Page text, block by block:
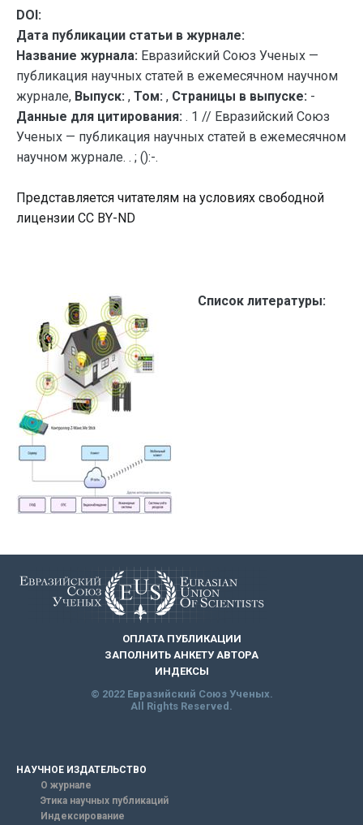
DOI:
Дата публикации статьи в журнале:
Название журнала: Евразийский Союз Ученых —
публикация научных статей в ежемесячном научном
журнале, Выпуск: , Том: , Страницы в выпуске: -
Данные для цитирования: . 1 // Евразийский Союз
Ученых — публикация научных статей в ежемесячном
научном журнале. . ; ():-.
Представляется читателям на условиях свободной
лицензии CC BY-ND
Список литературы:
ОПЛАТА ПУБЛИКАЦИИ
ЗАПОЛНИТЬ АНКЕТУ АВТОРА
ИНДЕКСЫ
© 2022 Евразийский Союз Ученых.
All Rights Reserved.
НАУЧНОЕ ИЗДАТЕЛЬСТВО
О журнале
Этика научных публикаций
Индексирование